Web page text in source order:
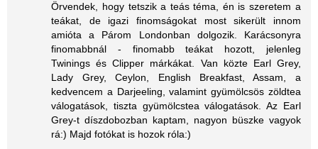
Örvendek, hogy tetszik a teás téma, én is szeretem a
teákat, de igazi finomságokat most sikerült innom
amióta a Párom Londonban dolgozik. Karácsonyra
finomabbnál - finomabb teákat hozott, jelenleg
Twinings és Clipper márkákat. Van közte Earl Grey,
Lady Grey, Ceylon, English Breakfast, Assam, a
kedvencem a Darjeeling, valamint gyümölcsös zöldtea
válogatások, tiszta gyümölcstea válogatások. Az Earl
Grey-t díszdobozban kaptam, nagyon büszke vagyok
rá:) Majd fotókat is hozok róla:)